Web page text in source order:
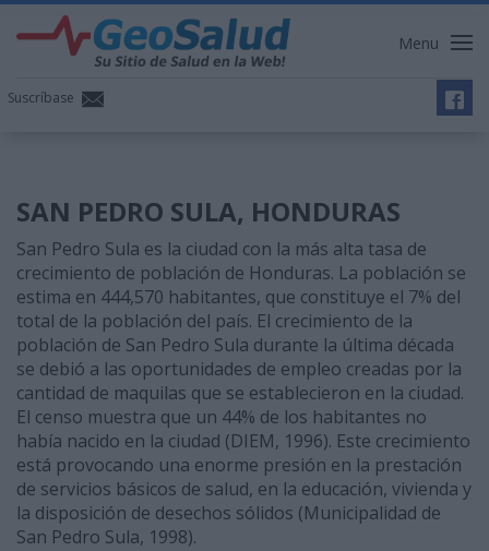
Menu
Suscríbase
SAN PEDRO SULA, HONDURAS
San Pedro Sula es la ciudad con la más alta tasa de
crecimiento de población de Honduras. La población se
estima en 444,570 habitantes, que constituye el 7% del
total de la población del país. El crecimiento de la
población de San Pedro Sula durante la última década
se debió a las oportunidades de empleo creadas por la
cantidad de maquilas que se establecieron en la ciudad.
El censo muestra que un 44% de los habitantes no
había nacido en la ciudad (DIEM, 1996). Este crecimiento
está provocando una enorme presión en la prestación
de servicios básicos de salud, en la educación, vivienda y
la disposición de desechos sólidos (Municipalidad de
San Pedro Sula, 1998).